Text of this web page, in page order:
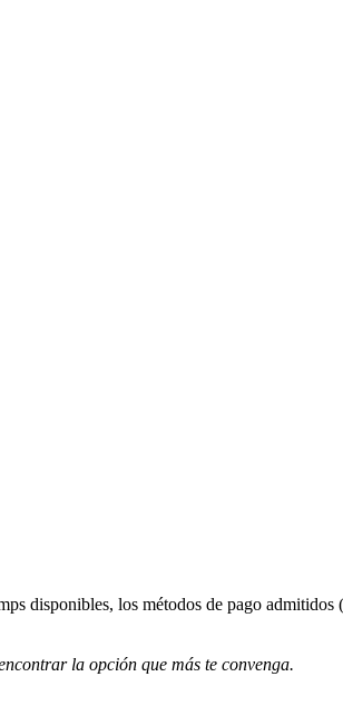
disponibles, los métodos de pago
la opción que más te convenga.